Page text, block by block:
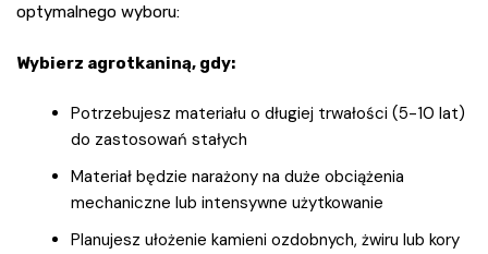
optymalnego wyboru:
Wybierz agrotkaniną, gdy:
Potrzebujesz materiału o długiej trwałości (5-10 lat)
do zastosowań stałych
Materiał będzie narażony na duże obciążenia
mechaniczne lub intensywne użytkowanie
Planujesz ułożenie kamieni ozdobnych, żwiru lub kory